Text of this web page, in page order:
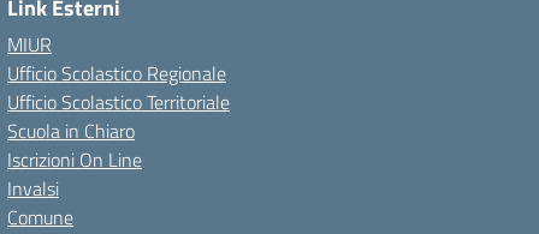
Link Esterni
MIUR
Ufficio Scolastico Regionale
Ufficio Scolastico Territoriale
Scuola in Chiaro
Iscrizioni On Line
Invalsi
Comune